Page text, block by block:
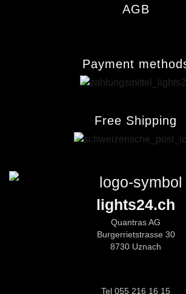
AGB
Payment
Free Shipping
lights24.ch
Quantras AG
Burgerrietstrasse 30
8730 Uznach
Tel 055 216 16 15